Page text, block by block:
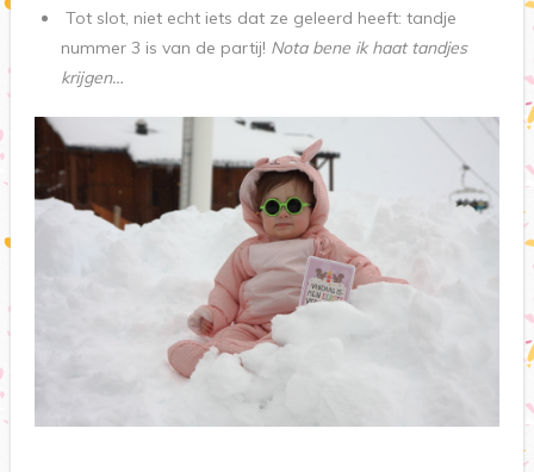
Tot slot, niet echt iets dat ze geleerd heeft: tandje
nummer 3 is van de partij! Nota bene ik haat tandjes
krijgen…